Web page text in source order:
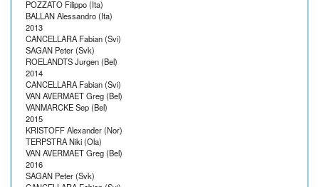
POZZATO Filippo (Ita)
BALLAN Alessandro (Ita)
2013
CANCELLARA Fabian (Svi)
SAGAN Peter (Svk)
ROELANDTS Jurgen (Bel)
2014
CANCELLARA Fabian (Svi)
VAN AVERMAET Greg (Bel)
VANMARCKE Sep (Bel)
2015
KRISTOFF Alexander (Nor)
TERPSTRA Niki (Ola)
VAN AVERMAET Greg (Bel)
2016
SAGAN Peter (Svk)